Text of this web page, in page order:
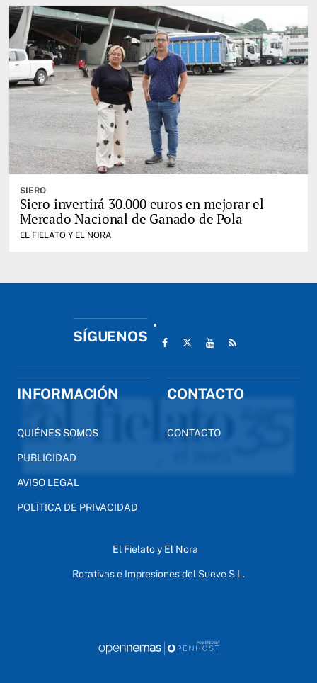
SIERO
Siero invertirá 30.000 euros en mejorar el
Mercado Nacional de Ganado de Pola
EL FIELATO Y EL NORA
SÍGUENOS
INFORMACIÓN
QUIÉNES SOMOS
PUBLICIDAD
AVISO LEGAL
POLÍTICA DE PRIVACIDAD
CONTACTO
CONTACTO
El Fielato y El Nora
Rotativas e Impresiones del Sueve S.L.